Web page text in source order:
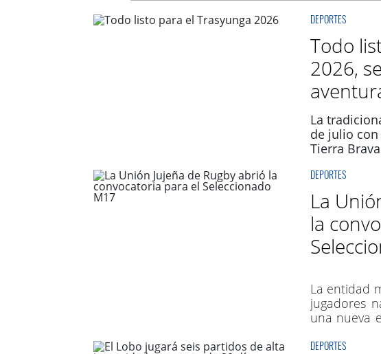
DEPORTES
Todo
2026,
La
de julio
Tierra
DEPORTES
La
la
La entidad
jugadores
una nueva
DEPORTES